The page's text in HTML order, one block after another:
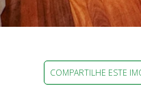
COMPARTILHE ESTE